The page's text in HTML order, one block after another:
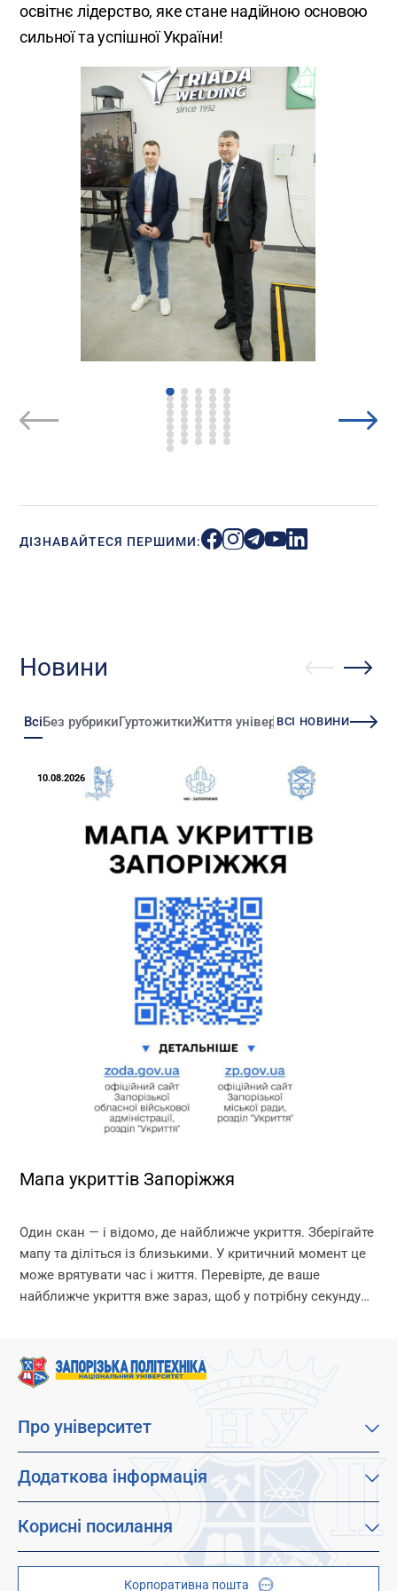
освітнє лідерство, яке стане надійною основою
сильної та успішної України!
ДІЗНАВАЙТЕСЯ ПЕРШИМИ:
Новини
ВсіБез рубрикиГуртожиткиЖиття університетуЗміни
ВСІ НОВИНИ
10.08.2026
Мапа укриттів Запоріжжя
Один скан — і відомо, де найближче укриття. Зберігайте
мапу та діліться із близькими. У критичний момент це
може врятувати час і життя. Перевірте, де ваше
найближче укриття вже зараз, щоб у потрібну секунду
Про університет
Місія, візія та цінності
Факультети
Студентам
Додаткова інформація
Дистанційне навчання
Дитячо-юнацький науковий університет (ДЮНУ)
Корисні посилання
Стипендії і гранти
Корпоративна пошта